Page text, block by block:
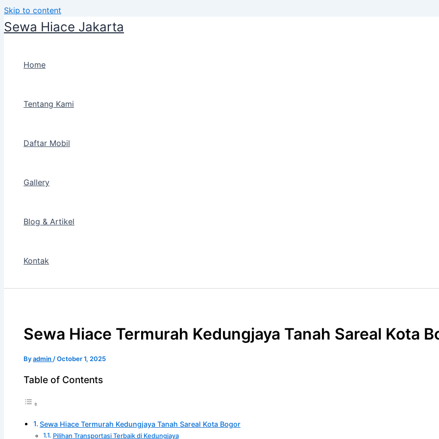
Skip to content
Sewa Hiace Jakarta
Home
Tentang Kami
Daftar Mobil
Gallery
Blog & Artikel
Kontak
Sewa Hiace Termurah Kedungjaya Tanah Sareal Kota
Byadmin /October 1, 2025
Table of Contents
Sewa Hiace Termurah Kedungjaya Tanah Sareal Kota Bogor
Pilihan Transportasi Terbaik di Kedungjaya